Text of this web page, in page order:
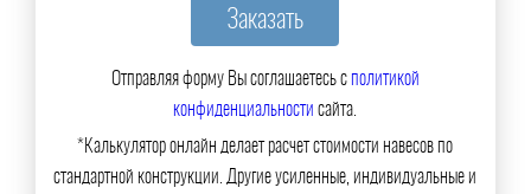
Отправляя форму Вы соглашаетесь сполитикой
конфиденциальности сайта.
*Калькулятор онлайн делает расчет стоимости навесов по
стандартной конструкции. Другие усиленные, индивидуальные и